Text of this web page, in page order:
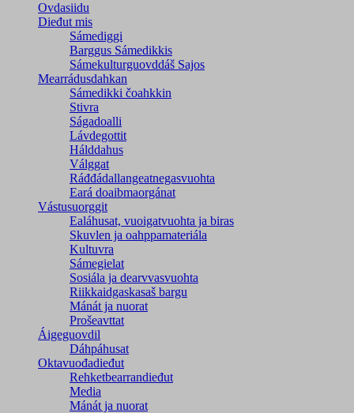
Ovdasiidu
Dieđut mis
Sámediggi
Barggus Sámedikkis
Sámekulturguovddáš Sajos
Mearrádusdahkan
Sámedikki čoahkkin
Stivra
Ságadoalli
Lávdegottit
Hálddahus
Válggat
Ráđđádallangeatnegas­vuohta
Eará doaibmaorgánat
Vástusuorggit
Ealáhusat, vuoigatvuohta ja biras
Skuvlen ja oahppamateriála
Kultuvra
Sámegielat
Sosiála ja dearvvasvuohta
Riikkaidgaskasaš bargu
Mánát ja nuorat
Prošeavttat
Áigeguovdil
Dáhpáhusat
Oktavuođadieđut
Rehketbearrandieđut
Media
Mánát ja nuorat